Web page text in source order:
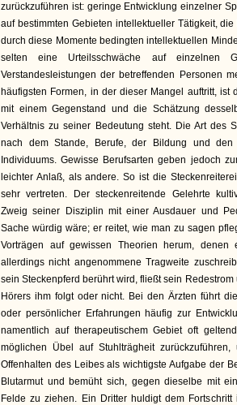
zurückzuführen ist: geringe Entwicklung einzelner
auf bestimmten Gebieten intellektueller Tätigkeit,
durch diese Momente bedingten intellektuellen
selten eine Urteilsschwäche auf einzelnen
Verstandesleistungen der betreffenden Personen
häufigsten Formen, in der dieser Mangel auftritt, ist
mit einem Gegenstand und die Schätzung
Verhältnis zu seiner Bedeutung steht. Die Art des
nach dem Stande, Berufe, der Bildung und den
Individuums. Gewisse Berufsarten geben jedoch
leichter Anlaß, als andere. So ist die
sehr vertreten. Der steckenreitende Gelehrte
Zweig seiner Disziplin mit einer Ausdauer und
Sache würdig wäre; er reitet, wie man zu sagen
Vorträgen auf gewissen Theorien herum,
allerdings nicht angenommene Tragweite
sein Steckenpferd berührt wird, fließt sein
Hörers ihm folgt oder nicht. Bei den Ärzten führt
oder persönlicher Erfahrungen häufig zur
namentlich auf therapeutischem Gebiet oft
möglichen Übel auf Stuhlträgheit
Offenhalten des Leibes als wichtigste Aufgabe der
Blutarmut und bemüht sich, gegen dieselbe mit
Felde zu ziehen. Ein Dritter huldigt dem